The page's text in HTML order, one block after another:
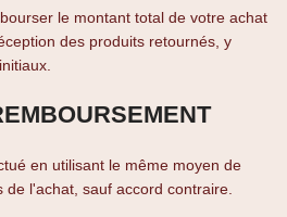
le montant total de votre achat
des produits retournés, y
en utilisant le même moyen de
de l'achat, sauf accord contraire.